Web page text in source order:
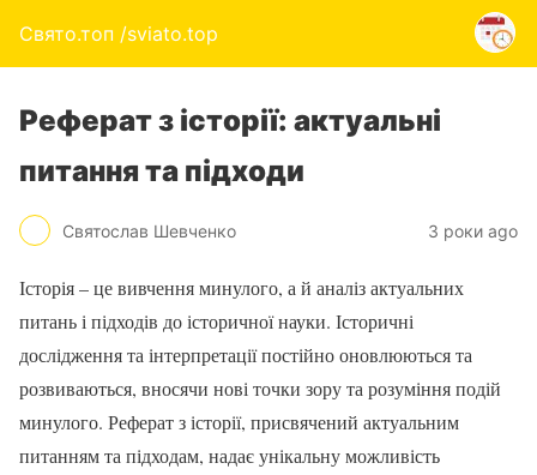
Свято.топ /sviato.top
Реферат з історії: актуальні
питання та підходи
Святослав Шевченко 3 роки ago
Історія – це вивчення минулого, а й аналіз актуальних
питань і підходів до історичної науки. Історичні
дослідження та інтерпретації постійно оновлюються та
розвиваються, вносячи нові точки зору та розуміння подій
минулого. Реферат з історії, присвячений актуальним
питанням та підходам, надає унікальну можливість